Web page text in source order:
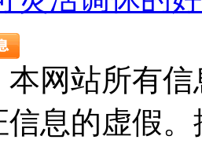
本网站所有
息的虚假